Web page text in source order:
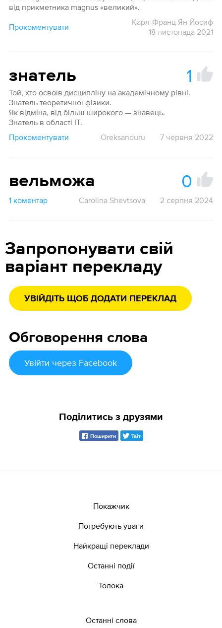
від прикметника magnus «великий».
Прокоментувати
Карл-Франц Ян Йосиф
18 листопада 2021
знатель 1
Той, хто освоїв дисципліну на академічному рівні.
Знатель теоретичної фізики.
Як відміна, від більш широкого — знавець.
Знатель в області IT.
Прокоментувати
Oreksanduru 7 червня 2022
вельможа 0
1 коментар Carolina Shevtsova 2 серпня 2024
Запропонувати свій
варіант перекладу
УВІЙДІТЬ ЩОБ ДОДАТИ ПЕРЕКЛАД
Обговорення слова
Увійти через Facebook
Поділитись з друзями
Поширити Твіт
Покажчик
Потребують уваги
Найкращі переклади
Останні події
Толока
Останні слова